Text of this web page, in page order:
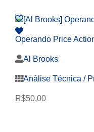
Operando Price
Al Brooks
Análise Técnica /
R$50,00